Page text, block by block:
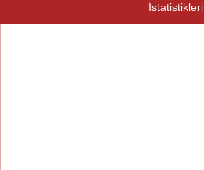
İstatistikleri